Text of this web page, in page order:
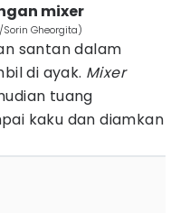
mixer
Gheorgita)
santan dalam
di ayak. Mixer
tuang
kaku dan diamkan